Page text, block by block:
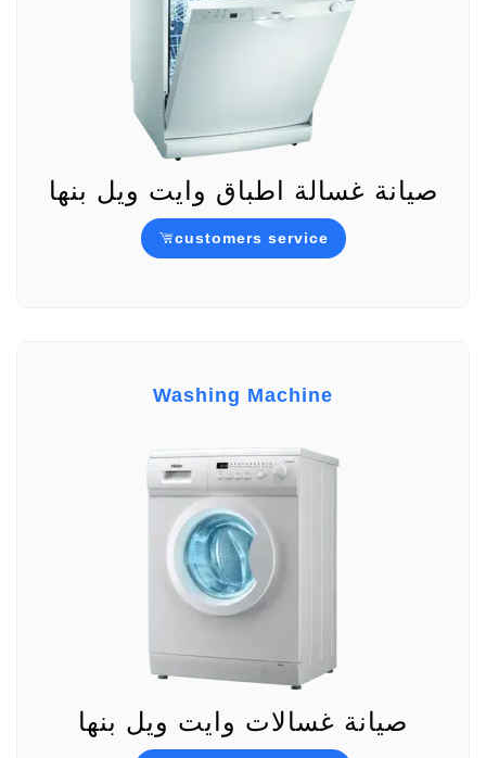
صيانة غسالة اطباق وايت ويل بنها
customers service
Washing Machine
صيانة غسالات وايت ويل بنها